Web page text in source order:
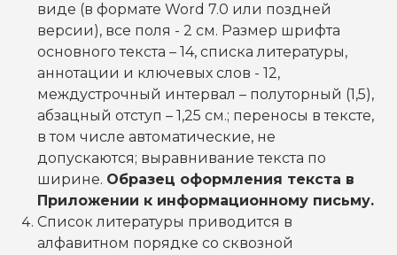
виде (в формате Word 7.0 или поздней
версии), все поля - 2 см. Размер шрифта
основного текста – 14, списка литературы,
аннотации и ключевых слов - 12,
междустрочный интервал – полуторный (1,5),
абзацный отступ – 1,25 см.; переносы в тексте,
в том числе автоматические, не
допускаются; выравнивание текста по
ширине. Образец оформления текста в
Приложении к информационному письму.
Список литературы приводится в
алфавитном порядке со сквозной